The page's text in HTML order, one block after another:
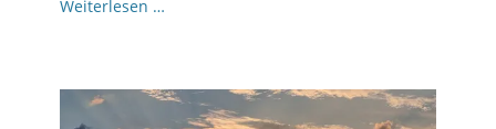
Weiterlesen …